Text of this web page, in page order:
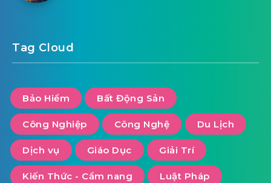
Tag Cloud
Bảo Hiểm Bất Động Sản
Công Nghiệp Công Nghệ Du Lịch
Dịch vụ Giáo Dục Giải Trí
Kiến Thức - Cẩm nang Luật Pháp